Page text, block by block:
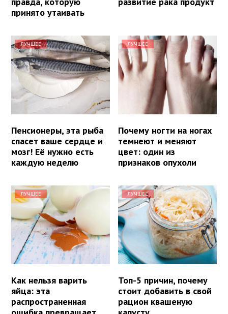
принято утаивать
ЛУЧШЕЕ
Пенсионеры, эта рыба
спасет ваше сердце и
мозг! Её нужно есть
каждую неделю
ЛУЧШЕЕ
Почему ногти на ногах
темнеют и меняют
цвет: один из
признаков опухоли
ЛУЧШЕЕ
Как нельзя варить
яйца: эта
распространенная
ЛУЧШЕЕ
Топ-5 причин, почему
стоит добавить в свой
рацион квашеную